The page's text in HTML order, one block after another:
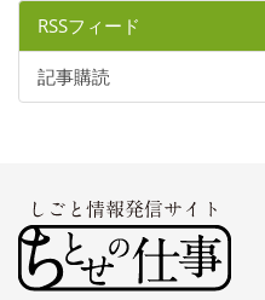
RSSフィード
記事購読